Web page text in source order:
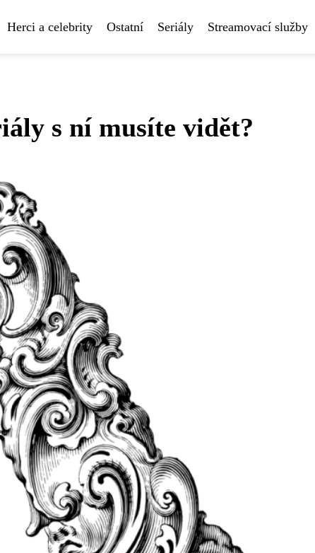
Herci a celebrity Ostatní Seriály Streamovací služby
s ní musíte vidět?